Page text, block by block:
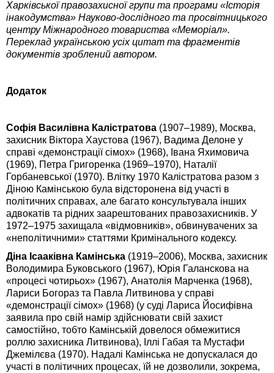
Харківської правозахисної групи та програми «Історія
інакодумства» Науково-дослідного та просвітницького
центру Міжнародного товариства «Меморіал».
Переклад українською усіх цитат та фрагментів
документів зроблений автором.
Додаток
Софія Василівна Калістратова (1907–1989), Москва,
захисник Віктора Хаустова (1967), Вадима Делоне у
справі «демонстрації сімох» (1968), Івана Яхимовича
(1969), Петра Григоренка (1969–1970), Наталії
Горбаневської (1970). Влітку 1970 Калістратова разом з
Діною Камінською була відсторонена від участі в
політичних справах, але багато консультувала інших
адвокатів та рідних заарештованих правозахисників. У
1972–1975 захищала «відмовників», обвинувачених за
«неполітичними» статтями Кримінального кодексу.
Діна Ісааківна Камінська (1919–2006), Москва, захисник
Володимира Буковського (1967), Юрія Галанскова на
«процесі чотирьох» (1967), Анатолія Марченка (1968),
Лариси Богораз та Павла Литвинова у справі
«демонстрації сімох» (1968) (у суді Лариса Йосифівна
заявила про свій намір здійснювати свій захист
самостійно, тобто Камінській довелося обмежитися
роллю захисника Литвинова), Іллі Габая та Мустафи
Джемілєва (1970). Надалі Камінська не допускалася до
участі в політичних процесах, їй не дозволили, зокрема,